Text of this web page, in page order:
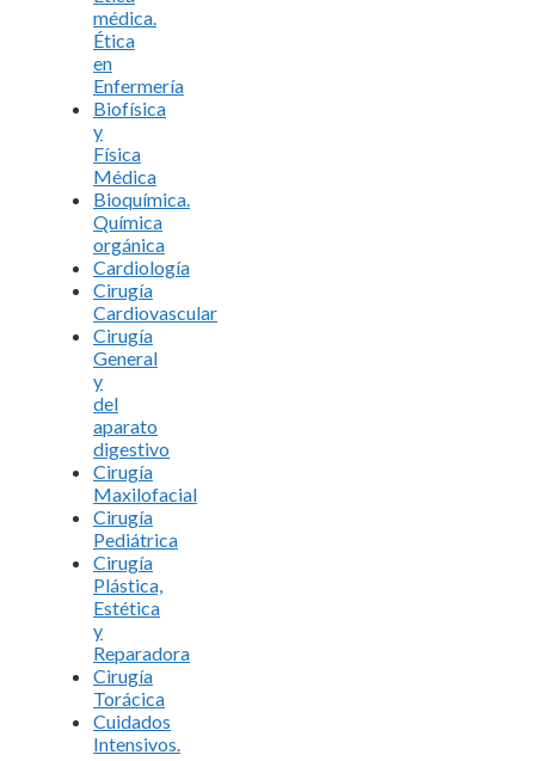
médica.
Ética
en
Enfermería
Biofísica
y
Física
Médica
Bioquímica.
Química
orgánica
Cardiología
Cirugía
Cardiovascular
Cirugía
General
y
del
aparato
digestivo
Cirugía
Maxilofacial
Cirugía
Pediátrica
Cirugía
Plástica,
Estética
y
Reparadora
Cirugía
Torácica
Cuidados
Intensivos.